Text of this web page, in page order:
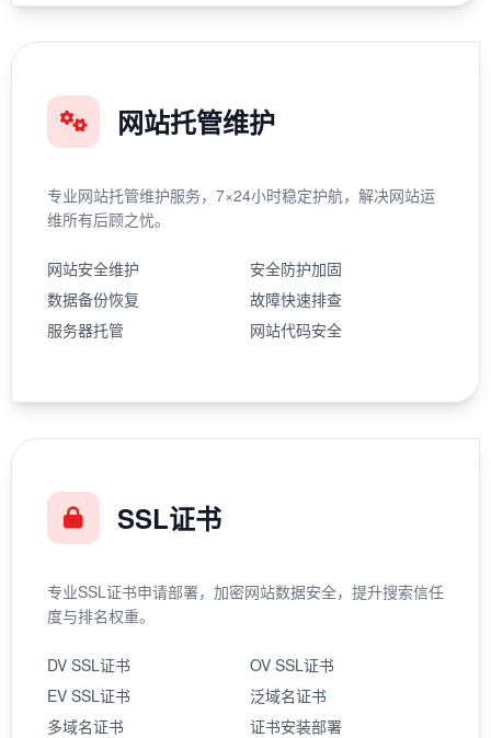
网站托管维护
专业网站托管维护服务，7×24小时稳定护航，解决网站运
维所有后顾之忧。
网站安全维护
安全防护加固
数据备份恢复
故障快速排查
服务器托管
网站代码安全
SSL证书
专业SSL证书申请部署，加密网站数据安全，提升搜索信任
度与排名权重。
DV SSL证书
OV SSL证书
EV SSL证书
泛域名证书
多域名证书
证书安装部署